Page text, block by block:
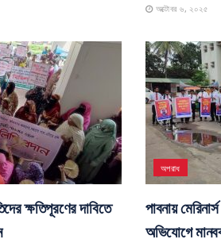
অক্টোবর ৬, ২০২৫
ক্ষতিপূরণের দাবিতে
অপরাধ
পাবনায়
অভিযোগে